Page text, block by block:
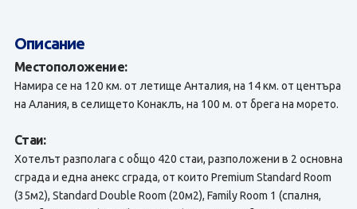
Описание
Местоположение:
Намира се на 120 км. от летище Анталия, на 14 км. от центъра
на Алания, в селището Конаклъ, на 100 м. от брега на морето.
Стаи:
Хотелът разполага с общо 420 стаи, разположени в 2 основна
сграда и една анекс сграда, от които Premium Standard Room
(35м2), Standard Double Room (20м2), Family Room 1 (спалня,